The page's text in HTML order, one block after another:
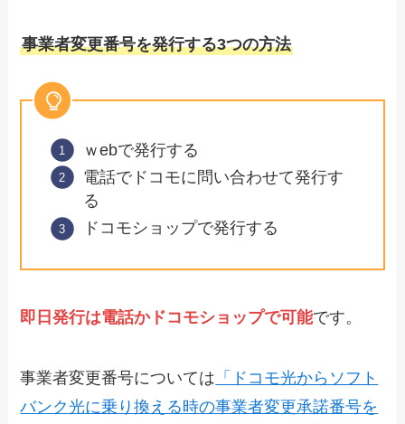
事業者変更番号を発行する3つの方法
ｗebで発行する
電話でドコモに問い合わせて発行す
る
ドコモショップで発行する
即日発行は電話かドコモショップで可能です。
事業者変更番号については 「ドコモ光からソフト
バンク光に乗り換える時の事業者変更承諾番号を